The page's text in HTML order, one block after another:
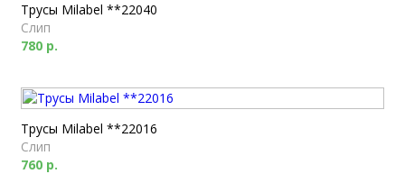
Трусы Milabel **22040
Слип
780 р.
Трусы Milabel **22016
Слип
760 р.